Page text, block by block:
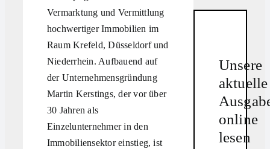
Vermarktung und Vermittlung
hochwertiger Immobilien im
Raum Krefeld, Düsseldorf und
Niederrhein. Aufbauend auf
der Unternehmensgründung
Martin Kerstings, der vor über
30 Jahren als
Einzelunternehmer in den
Immobiliensektor einstieg, ist
Unsere
aktuelle
online
lesen